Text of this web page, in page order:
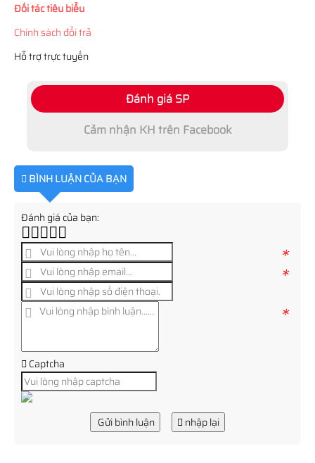
Đối tác tiêu biểu
Chính sách đổi trả
Hỗ trợ trực tuyến
Đánh giá SP
Cảm nhận KH trên Facebook
BÌNH LUẬN CỦA BẠN
Đánh giá của bạn:
*
*
*
Captcha
Gửi bình luận nhập lại